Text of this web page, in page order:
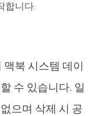
합니다.
북 시스템 데이
수 있습니다. 일
으며 삭제 시 공